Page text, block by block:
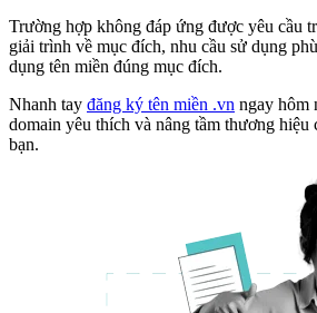
Trường hợp không đáp ứng được yêu cầu
giải trình về mục đích, nhu cầu sử dụng
dụng tên miền đúng mục đích.
Nhanh tay đăng ký tên miền .vn ngay hôm
domain yêu thích và nâng tầm thương hiệu
bạn.